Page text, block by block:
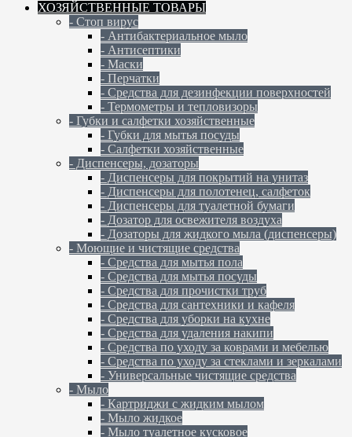
ХОЗЯЙСТВЕННЫЕ ТОВАРЫ
- Стоп вирус
- Антибактериальное мыло
- Антисептики
- Маски
- Перчатки
- Средства для дезинфекции поверхностей
- Термометры и тепловизоры
- Губки и салфетки хозяйственные
- Губки для мытья посуды
- Салфетки хозяйственные
- Диспенсеры, дозаторы
- Диспенсеры для покрытий на унитаз
- Диспенсеры для полотенец, салфеток
- Диспенсеры для туалетной бумаги
- Дозатор для освежителя воздуха
- Дозаторы для жидкого мыла (диспенсеры)
- Моющие и чистящие средства
- Средства для мытья пола
- Средства для мытья посуды
- Средства для прочистки труб
- Средства для сантехники и кафеля
- Средства для уборки на кухне
- Средства для удаления накипи
- Средства по уходу за коврами и мебелью
- Средства по уходу за стеклами и зеркалами
- Универсальные чистящие средства
- Мыло
- Картриджи с жидким мылом
- Мыло жидкое
- Мыло туалетное кусковое